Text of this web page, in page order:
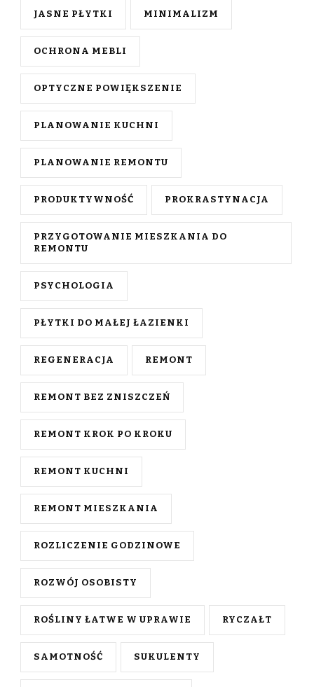
JASNE PŁYTKI MINIMALIZM
OCHRONA MEBLI
OPTYCZNE POWIĘKSZENIE
PLANOWANIE KUCHNI
PLANOWANIE REMONTU
PRODUKTYWNOŚĆ PROKRASTYNACJA
PRZYGOTOWANIE MIESZKANIA DO
REMONTU
PSYCHOLOGIA
PŁYTKI DO MAŁEJ ŁAZIENKI
REGENERACJA REMONT
REMONT BEZ ZNISZCZEŃ
REMONT KROK PO KROKU
REMONT KUCHNI
REMONT MIESZKANIA
ROZLICZENIE GODZINOWE
ROZWÓJ OSOBISTY
ROŚLINY ŁATWE W UPRAWIE RYCZAŁT
SAMOTNOŚĆ SUKULENTY